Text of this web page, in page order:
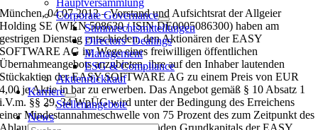
Hauptversammlung
Corporate Governance
Stimmrechtsmitteilungen
Directors‘ Dealings
Management
ESG & Compliance
Aktienrückkauf
Karriere
Stellenangebote
News
München, 04.07.2012 – Vorstand und Aufsichtsrat der Allgeier
Holding SE (WKN 508630 / ISIN DE0005086300) haben am
gestrigen Dienstag entschieden, den Aktionären der EASY
SOFTWARE AG im Wege eines freiwilligen öffentlichen
Übernahmeangebots anzubieten, ihre auf den Inhaber lautenden
Stückaktien der EASY SOFTWARE AG zu einem Preis von EUR
4,00 je Aktie in bar zu erwerben. Das Angebot gemäß § 10 Absatz 1
i.V.m. §§ 29, 34 WpÜG wird unter der Bedingung des Erreichens
einer Mindestannahmeschwelle von 75 Prozent des zum Zeitpunkt des
Ablaufs der Annahmefrist existierenden Grundkapitals der EASY